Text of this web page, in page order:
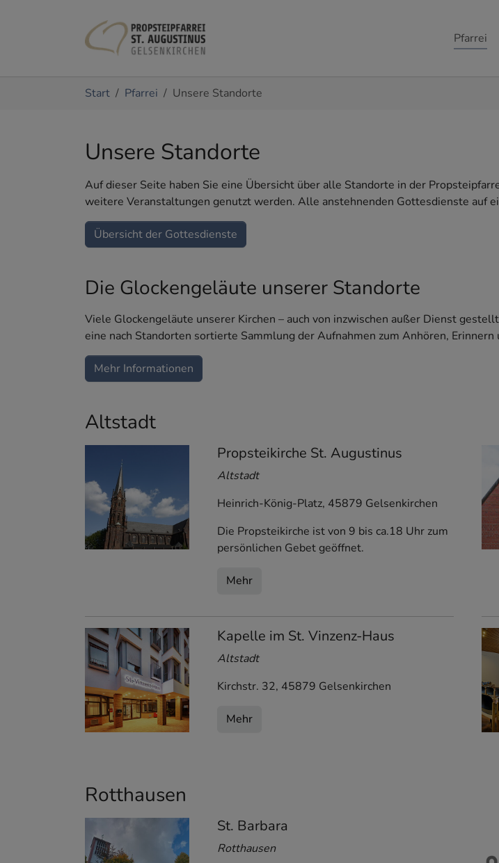
Pfarrei
Start Pfarrei Unsere Standorte
Unsere Standorte
Auf dieser Seite haben Sie eine Übersicht über alle Standorte in der
weitere Veranstaltungen genutzt werden. Alle anstehnenden Gottesdienste auf
Übersicht der Gottesdienste
Die Glockengeläute unserer Standorte
Viele Glockengeläute unserer Kirchen – auch von inzwischen außer Dienst
eine nach Standorten sortierte Sammlung der Aufnahmen zum Anhören, Erinnern
Mehr Informationen
Altstadt
Propsteikirche St. Augustinus
Altstadt
Heinrich-König-Platz, 45879 Gelsenkirchen
Die Propsteikirche ist von 9 bis ca.18 Uhr zum
persönlichen Gebet geöffnet.
Mehr
Kapelle im St. Vinzenz-Haus
Altstadt
Kirchstr. 32, 45879 Gelsenkirchen
Mehr
Rotthausen
St. Barbara
Rotthausen